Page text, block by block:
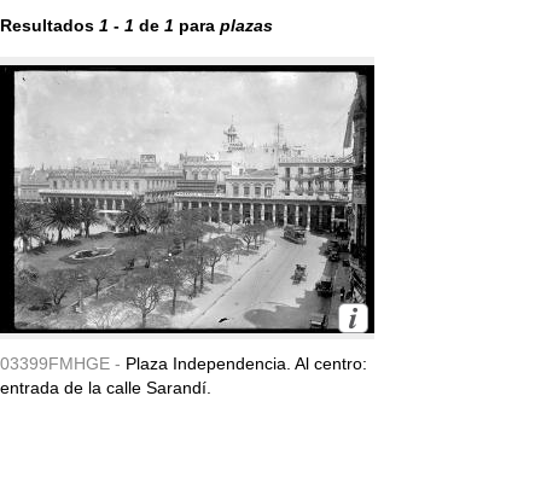
Resultados 1 - 1 de 1 para plazas
03399FMHGE - Plaza Independencia. Al centro:
entrada de la calle Sarandí.